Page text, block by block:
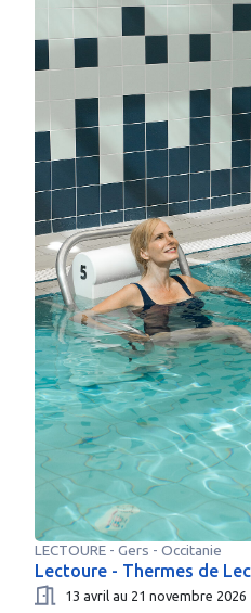
LECTOURE- Gers - Occitanie
Lectoure - Thermes de
13 avril au 21 novembre 2026